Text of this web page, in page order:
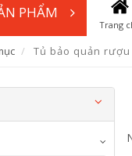
PHẨM
Trang
Tủ bảo quản